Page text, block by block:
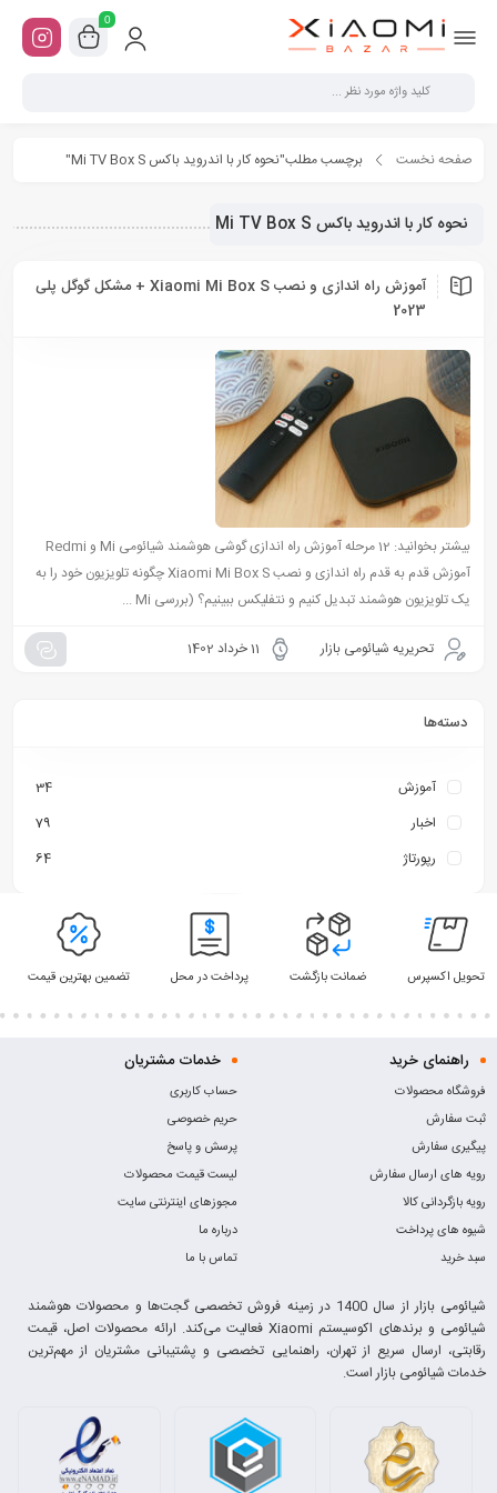
0
صفحه نخست برچسب مطلب"نحوه کار با اندروید باکس Mi TV Box S"
نحوه کار با اندروید باکس Mi TV Box S
آموزش راه اندازی و نصب Xiaomi Mi Box S + مشکل گوگل پلی
2023
بیشتر بخوانید: 12 مرحله آموزش راه اندازی گوشی هوشمند شیائومی Mi و Redmi
آموزش قدم به قدم راه اندازی و نصب Xiaomi Mi Box S چگونه تلویزیون خود را به
یک تلویزیون هوشمند تبدیل کنیم و نتفلیکس ببینیم؟ (بررسی Mi ...
تحریریه شیائومی بازار 11 خرداد 1402
دسته‌ها
آموزش
34
اخبار
79
رپورتاژ
64
تحویل اکسپرس ضمانت بازگشت پرداخت در محل تضمین بهترین قیمت
راهنمای خرید
فروشگاه محصولات
ثبت سفارش
پیگیری سفارش
رویه های ارسال سفارش
رویه بازگردانی کالا
شیوه های پرداخت
سبد خرید
خدمات مشتریان
حساب کاربری
حریم خصوصی
پرسش و پاسخ
لیست قیمت محصولات
مجوزهای اینترنتی سایت
درباره ما
تماس با ما
شیائومی بازار از سال 1400 در زمینه فروش تخصصی گجت‌ها و محصولات هوشمند
شیائومی و برندهای اکوسیستم Xiaomi فعالیت می‌کند. ارائه محصولات اصل، قیمت
رقابتی، ارسال سریع از تهران، راهنمایی تخصصی و پشتیبانی مشتریان از مهم‌ترین
خدمات شیائومی بازار است.